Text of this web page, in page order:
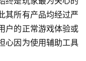
其所有产品均经过严
户的正常游戏体验或
心因为使用辅助工具